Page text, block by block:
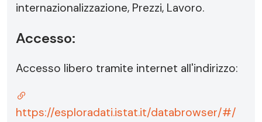
internazionalizzazione, Prezzi, Lavoro.
Accesso:
Accesso libero tramite internet all'indirizzo:
https://esploradati.istat.it/databrowser/#/